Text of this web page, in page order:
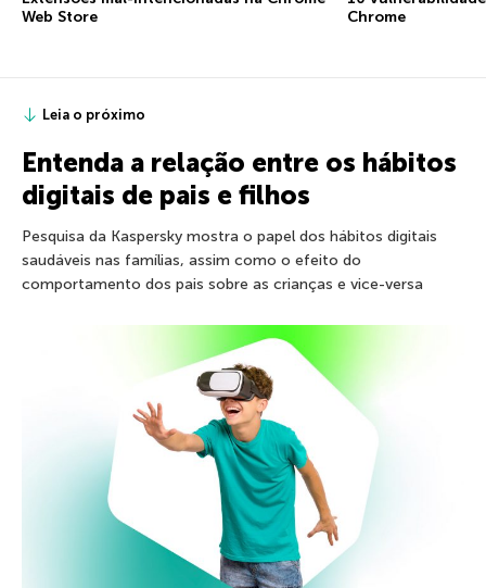
Web Store
Chrome
Leia o próximo
Entenda a relação entre os hábitos
digitais de pais e filhos
Pesquisa da Kaspersky mostra o papel dos hábitos digitais
saudáveis nas famílias, assim como o efeito do
comportamento dos pais sobre as crianças e vice-versa